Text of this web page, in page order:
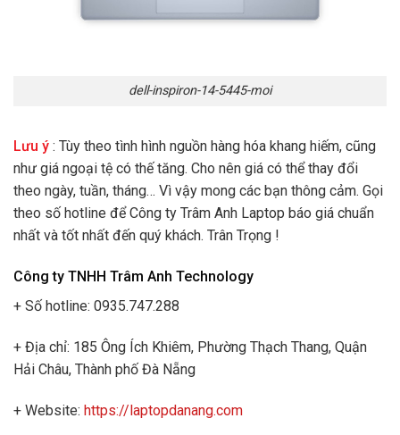
dell-inspiron-14-5445-moi
Lưu ý : Tùy theo tình hình nguồn hàng hóa khang hiếm, cũng
như giá ngoại tệ có thế tăng. Cho nên giá có thể thay đổi
theo ngày, tuần, tháng… Vì vậy mong các bạn thông cảm. Gọi
theo số hotline để Công ty Trâm Anh Laptop báo giá chuẩn
nhất và tốt nhất đến quý khách. Trân Trọng !
Công ty TNHH Trâm Anh Technology
+ Số hotline: 0935.747.288
+ Địa chỉ: 185 Ông Ích Khiêm, Phường Thạch Thang, Quận
Hải Châu, Thành phố Đà Nẵng
+ Website: https://laptopdanang.com